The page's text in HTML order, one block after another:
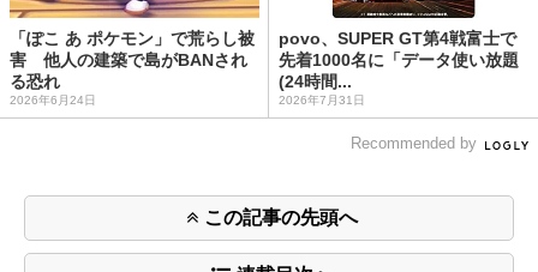
「ぽこ あ ポケモン」で荒らし被
害 他人の建築で島がBANされ
る恐れ
2026年6月24日
povo、SUPER GT第4戦富士で
先着1000名に「データ使い放題
(24時間...
2026年7月31日
Recommended by
この記事の先頭へ